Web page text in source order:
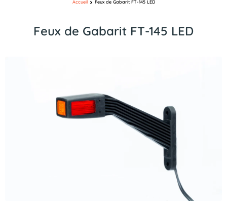
Feux de Gabarit FT-145 LED
Accueil Feux de Gabarit FT-145 LED